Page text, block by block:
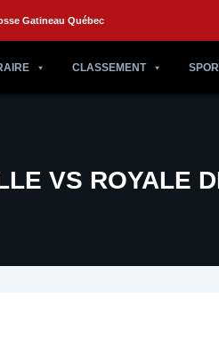
Gatineau Québec
CLASSEMENT
VS ROYALE